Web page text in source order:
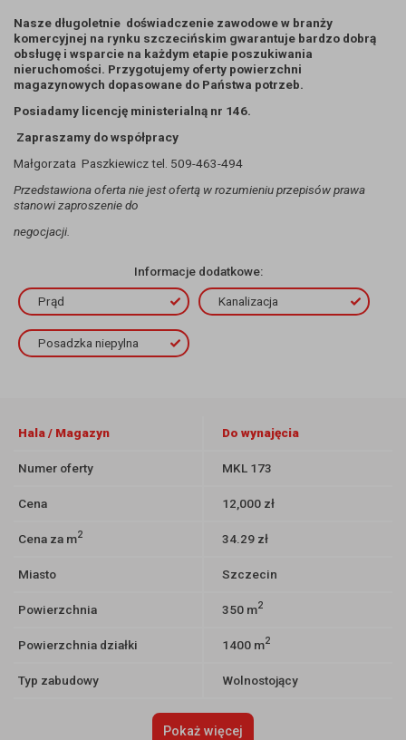
Nasze długoletnie doświadczenie zawodowe w branży
komercyjnej na rynku szczecińskim gwarantuje bardzo dobrą
obsługę i wsparcie na każdym etapie poszukiwania
nieruchomości. Przygotujemy oferty powierzchni
magazynowych dopasowane do Państwa potrzeb.
Posiadamy licencję ministerialną nr 146.
Zapraszamy do współpracy
Małgorzata Paszkiewicz tel. 509-463-494
Przedstawiona oferta nie jest ofertą w rozumieniu przepisów prawa
stanowi zaproszenie do
negocjacji.
Informacje dodatkowe:
Prąd Kanalizacja
Posadzka niepylna
Hala / Magazyn Do wynajęcia
Numer oferty MKL 173
Cena 12,000 zł
Cena za m2 34.29 zł
Miasto Szczecin
Powierzchnia 350 m2
Powierzchnia działki 1400 m2
Typ zabudowy Wolnostojący
Pokaż więcej